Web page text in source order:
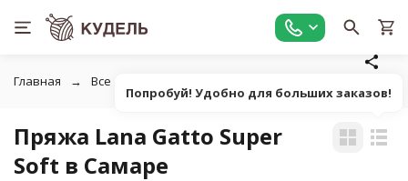
Главная Все для вязания
Пряжа Lana Gatto Super
Soft в Самаре
Попробуй! Удобно для больших заказов!